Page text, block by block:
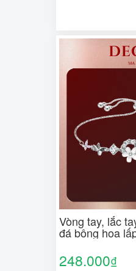
Vòng tay, lắc
đá bông hoa
ACC ( kèm Túi
Thiệp )
248.000₫